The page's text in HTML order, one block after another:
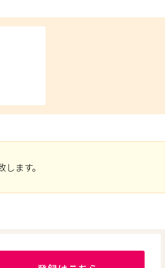
ます。